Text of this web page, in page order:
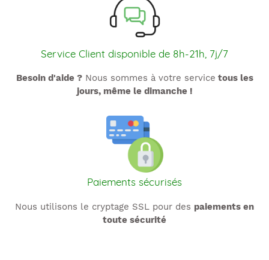
Service Client disponible de 8h-21h, 7j/7
Besoin d'aide ?Nous sommes à votre service tous les
jours, même le dimanche !
Paiements sécurisés
Nous utilisons le cryptage SSL pour des paiements en
toute sécurité